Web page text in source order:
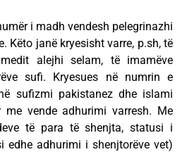
i madh vendesh pelegrinazhi
Këto janë kryesisht varre, p.sh, të
alejhi selam, të imamëve
sufi. Kryesues në numrin e
sufizmi pakistanez dhe islami
me vende adhurimi varresh. Me
të para të shenjta, statusi i
edhe adhurimi i shenjtorëve vet)